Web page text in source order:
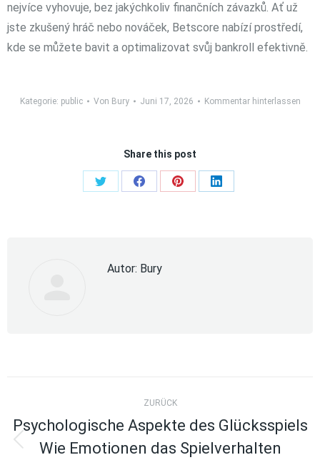
nejvíce vyhovuje, bez jakýchkoliv finančních závazků. Ať už
jste zkušený hráč nebo nováček, Betscore nabízí prostředí,
kde se můžete bavit a optimalizovat svůj bankroll efektivně.
Kategorie: public Von Bury Juni 17, 2026 Kommentar hinterlassen
Share this post
Share
Share
Share
Share
Autor: Bury
Kommentarnavigation
ZURÜCK
Vorheriger
Psychologische Aspekte des Glücksspiels
Wie Emotionen das Spielverhalten